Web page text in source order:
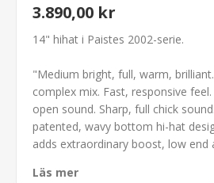
3.890,00 kr
14" hihat i Paistes 2002-serie.
"Medium bright, full, warm,
complex mix. Fast, responsive
open sound. Sharp, full chick
patented, wavy bottom hi-hat
adds extraordinary boost, low end
Läs mer